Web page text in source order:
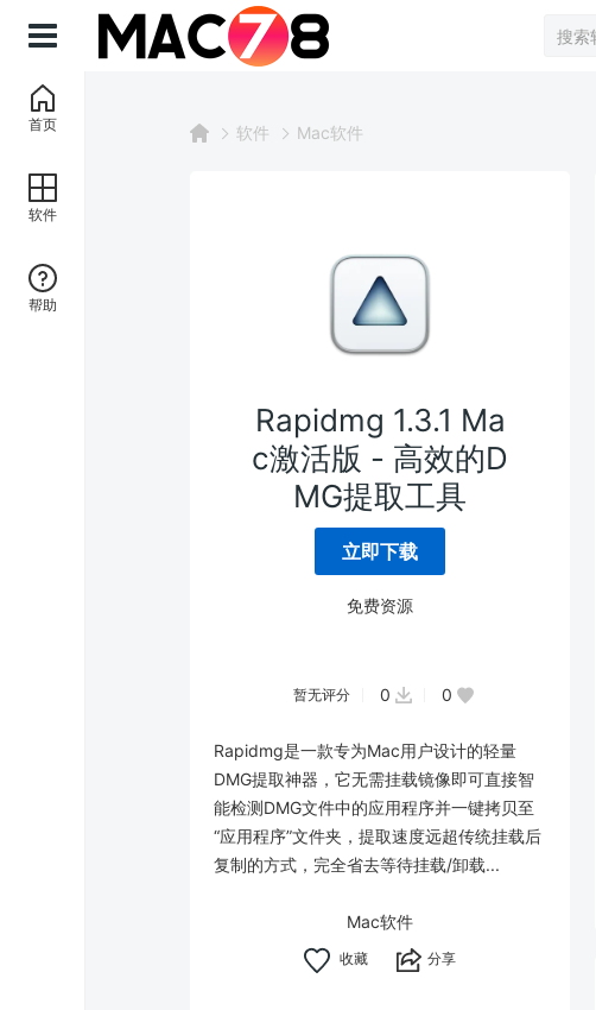
软件 Mac软件
Rapidmg 1.3.1 Ma
c激活版 - 高效的D
MG提取工具
立即下载
免费资源
暂无评分 0 0
Rapidmg是一款专为Mac用户设计的轻量
DMG提取神器，它无需挂载镜像即可直接智
能检测DMG文件中的应用程序并一键拷贝至
“应用程序”文件夹，提取速度远超传统挂载后
复制的方式，完全省去等待挂载/卸载...
Mac软件
分享
首页
软件
帮助